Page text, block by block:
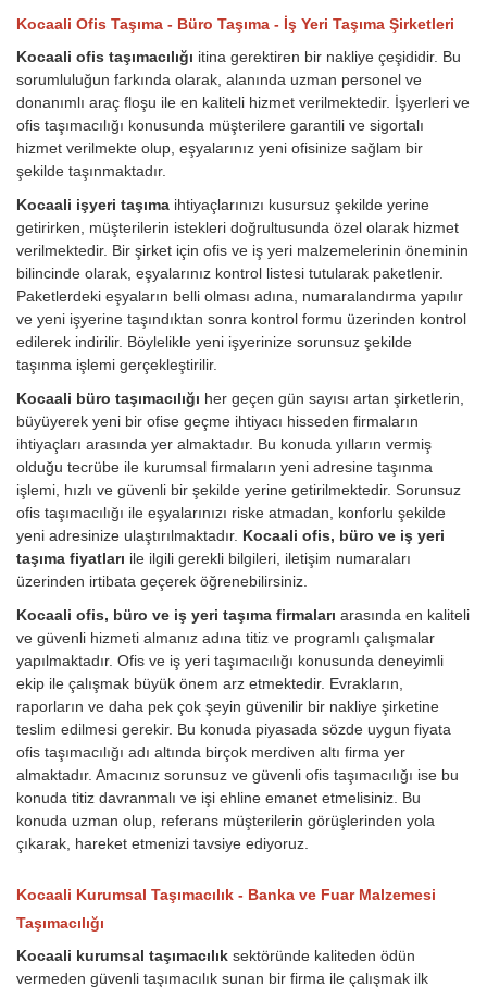
Kocaali Ofis Taşıma - Büro Taşıma - İş Yeri Taşıma Şirketleri
Kocaali ofis taşımacılığı itina gerektiren bir nakliye çeşididir. Bu
sorumluluğun farkında olarak, alanında uzman personel ve
donanımlı araç floşu ile en kaliteli hizmet verilmektedir. İşyerleri ve
ofis taşımacılığı konusunda müşterilere garantili ve sigortalı
hizmet verilmekte olup, eşyalarınız yeni ofisinize sağlam bir
şekilde taşınmaktadır.
Kocaali işyeri taşıma ihtiyaçlarınızı kusursuz şekilde yerine
getirirken, müşterilerin istekleri doğrultusunda özel olarak hizmet
verilmektedir. Bir şirket için ofis ve iş yeri malzemelerinin öneminin
bilincinde olarak, eşyalarınız kontrol listesi tutularak paketlenir.
Paketlerdeki eşyaların belli olması adına, numaralandırma yapılır
ve yeni işyerine taşındıktan sonra kontrol formu üzerinden kontrol
edilerek indirilir. Böylelikle yeni işyerinize sorunsuz şekilde
taşınma işlemi gerçekleştirilir.
Kocaali büro taşımacılığı her geçen gün sayısı artan şirketlerin,
büyüyerek yeni bir ofise geçme ihtiyacı hisseden firmaların
ihtiyaçları arasında yer almaktadır. Bu konuda yılların vermiş
olduğu tecrübe ile kurumsal firmaların yeni adresine taşınma
işlemi, hızlı ve güvenli bir şekilde yerine getirilmektedir. Sorunsuz
ofis taşımacılığı ile eşyalarınızı riske atmadan, konforlu şekilde
yeni adresinize ulaştırılmaktadır. Kocaali ofis, büro ve iş yeri
taşıma fiyatları ile ilgili gerekli bilgileri, iletişim numaraları
üzerinden irtibata geçerek öğrenebilirsiniz.
Kocaali ofis, büro ve iş yeri taşıma firmaları arasında en kaliteli
ve güvenli hizmeti almanız adına titiz ve programlı çalışmalar
yapılmaktadır. Ofis ve iş yeri taşımacılığı konusunda deneyimli
ekip ile çalışmak büyük önem arz etmektedir. Evrakların,
raporların ve daha pek çok şeyin güvenilir bir nakliye şirketine
teslim edilmesi gerekir. Bu konuda piyasada sözde uygun fiyata
ofis taşımacılığı adı altında birçok merdiven altı firma yer
almaktadır. Amacınız sorunsuz ve güvenli ofis taşımacılığı ise bu
konuda titiz davranmalı ve işi ehline emanet etmelisiniz. Bu
konuda uzman olup, referans müşterilerin görüşlerinden yola
çıkarak, hareket etmenizi tavsiye ediyoruz.
Kocaali Kurumsal Taşımacılık - Banka ve Fuar Malzemesi
Taşımacılığı
Kocaali kurumsal taşımacılık sektöründe kaliteden ödün
vermeden güvenli taşımacılık sunan bir firma ile çalışmak ilk